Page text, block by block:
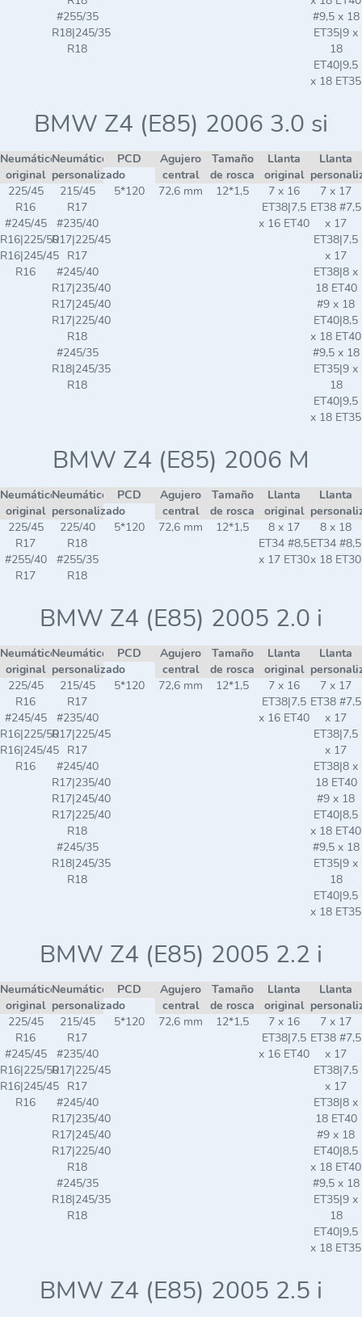
#255/35
R18|245/35
R18
#9,5 x 18
ET35|9 x
18
ET40|9,5
x 18 ET35
BMW Z4 (E85) 2006 3.0 si
Neumático
original
Neumático
personalizado
PCD
Agujero
central
Tamaño
de rosca
Llanta
original
Llanta
225/45
R16
#245/45
R16|225/50
R16|245/45
R16
215/45
R17
#235/40
R17|225/45
R17
#245/40
R17|235/40
R17|245/40
R17|225/40
R18
#245/35
R18|245/35
R18
5*120 72,6 mm 12*1,5
7 x 16
ET38|7,5
x 16 ET40
7 x 17
ET38 #7,5
x 17
ET38|7,5
x 17
ET38|8 x
18 ET40
#9 x 18
ET40|8,5
x 18 ET40
#9,5 x 18
ET35|9 x
18
ET40|9,5
x 18 ET35
BMW Z4 (E85) 2006 M
Neumático
original
Neumático
personalizado
PCD
Agujero
central
Tamaño
de rosca
Llanta
original
Llanta
225/45
R17
#255/40
R17
225/40
R18
#255/35
R18
5*120 72,6 mm 12*1,5
8 x 17
ET34 #8,5
x 17 ET30
8 x 18
ET34 #8,5
x 18 ET30
BMW Z4 (E85) 2005 2.0 i
Neumático
original
Neumático
personalizado
PCD
Agujero
central
Tamaño
de rosca
Llanta
original
Llanta
225/45
R16
#245/45
R16|225/50
R16|245/45
R16
215/45
R17
#235/40
R17|225/45
R17
#245/40
R17|235/40
R17|245/40
R17|225/40
R18
#245/35
R18|245/35
R18
5*120 72,6 mm 12*1,5
7 x 16
ET38|7,5
x 16 ET40
7 x 17
ET38 #7,5
x 17
ET38|7,5
x 17
ET38|8 x
18 ET40
#9 x 18
ET40|8,5
x 18 ET40
#9,5 x 18
ET35|9 x
18
ET40|9,5
x 18 ET35
BMW Z4 (E85) 2005 2.2 i
Neumático
original
Neumático
personalizado
PCD
Agujero
central
Tamaño
de rosca
Llanta
original
Llanta
225/45
R16
#245/45
R16|225/50
R16|245/45
R16
215/45
R17
#235/40
R17|225/45
R17
#245/40
R17|235/40
R17|245/40
R17|225/40
R18
#245/35
R18|245/35
R18
5*120 72,6 mm 12*1,5
7 x 16
ET38|7,5
x 16 ET40
7 x 17
ET38 #7,5
x 17
ET38|7,5
x 17
ET38|8 x
18 ET40
#9 x 18
ET40|8,5
x 18 ET40
#9,5 x 18
ET35|9 x
18
ET40|9,5
x 18 ET35
BMW Z4 (E85) 2005 2.5 i